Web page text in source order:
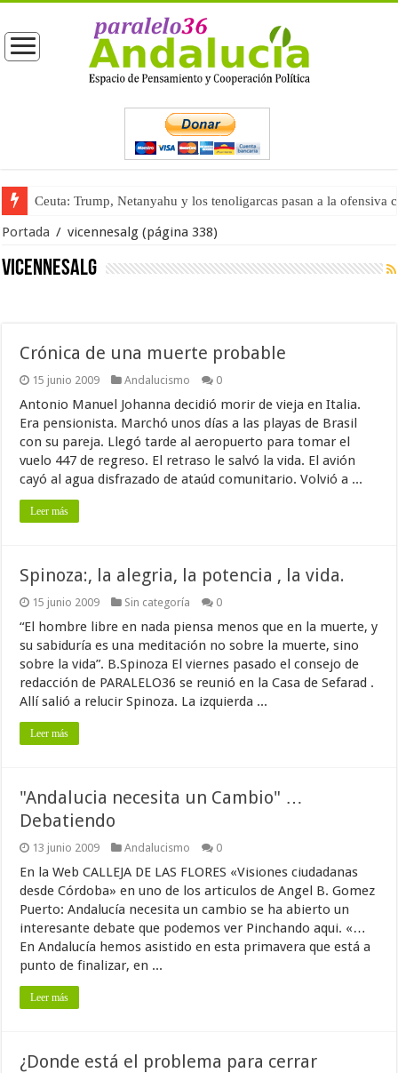
Ceuta: Trump, Netanyahu y los tenoligarcas pasan a la ofensiva
Portada / vicennesalg (página 338)
vicennesalg
Crónica de una muerte probable
15 junio 2009 Andalucismo 0
Antonio Manuel Johanna decidió morir de vieja en Italia.
Era pensionista. Marchó unos días a las playas de Brasil
con su pareja. Llegó tarde al aeropuerto para tomar el
vuelo 447 de regreso. El retraso le salvó la vida. El avión
cayó al agua disfrazado de ataúd comunitario. Volvió a ...
Leer más
Spinoza:, la alegria, la potencia , la vida.
15 junio 2009 Sin categoría 0
“El hombre libre en nada piensa menos que en la muerte, y
su sabiduría es una meditación no sobre la muerte, sino
sobre la vida”. B.Spinoza El viernes pasado el consejo de
redacción de PARALELO36 se reunió en la Casa de Sefarad .
Allí salió a relucir Spinoza. La izquierda ...
Leer más
"Andalucia necesita un Cambio" …
Debatiendo
13 junio 2009 Andalucismo 0
En la Web CALLEJA DE LAS FLORES «Visiones ciudadanas
desde Córdoba» en uno de los articulos de Angel B. Gomez
Puerto: Andalucía necesita un cambio se ha abierto un
interesante debate que podemos ver Pinchando aqui. «…
En Andalucía hemos asistido en esta primavera que está a
punto de finalizar, en ...
Leer más
¿Donde está el problema para cerrar